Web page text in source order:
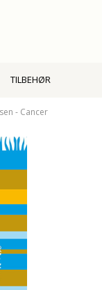
TILBEHØR
- Cancer